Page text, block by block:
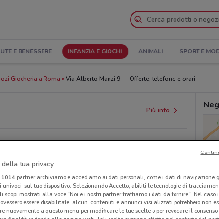
E BENESSERE INFANZIA E GIOCHI ANIMALI SPORT E
Giocheria a Roma Via Alberto Manzi 9 - - Offerte, telefono e orari
Più info
regionali o nazionali. Verifica l’accuratezza
della tua privacy
1014partner archiviamo e accediamo ai dati personali, come i dati di navigazione
sul tuo dispositivo. Selezionando Accetto, abiliti le tecnologie di
scopi mostrati alla voce "Noi e i nostri partner trattiamo i dati da fornire". Nel caso
essere disabilitate, alcuni contenuti e annunci visualizzati potrebbero non
nuovamente a questo menu per modificare le tue scelte o per revocare il